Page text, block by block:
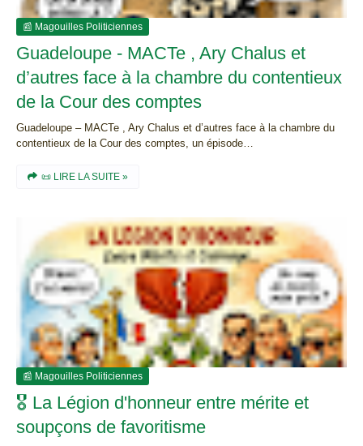
📰 Magouilles Politiciennes
Guadeloupe - MACTe , Ary Chalus et
d’autres face à la chambre du contentieux
de la Cour des comptes
Guadeloupe – MACTe , Ary Chalus et d’autres face à la chambre du
contentieux de la Cour des comptes, un épisode…
📜 LIRE LA SUITE »
📰 Magouilles Politiciennes
🎖️ La Légion d'honneur entre mérite et
soupçons de favoritisme